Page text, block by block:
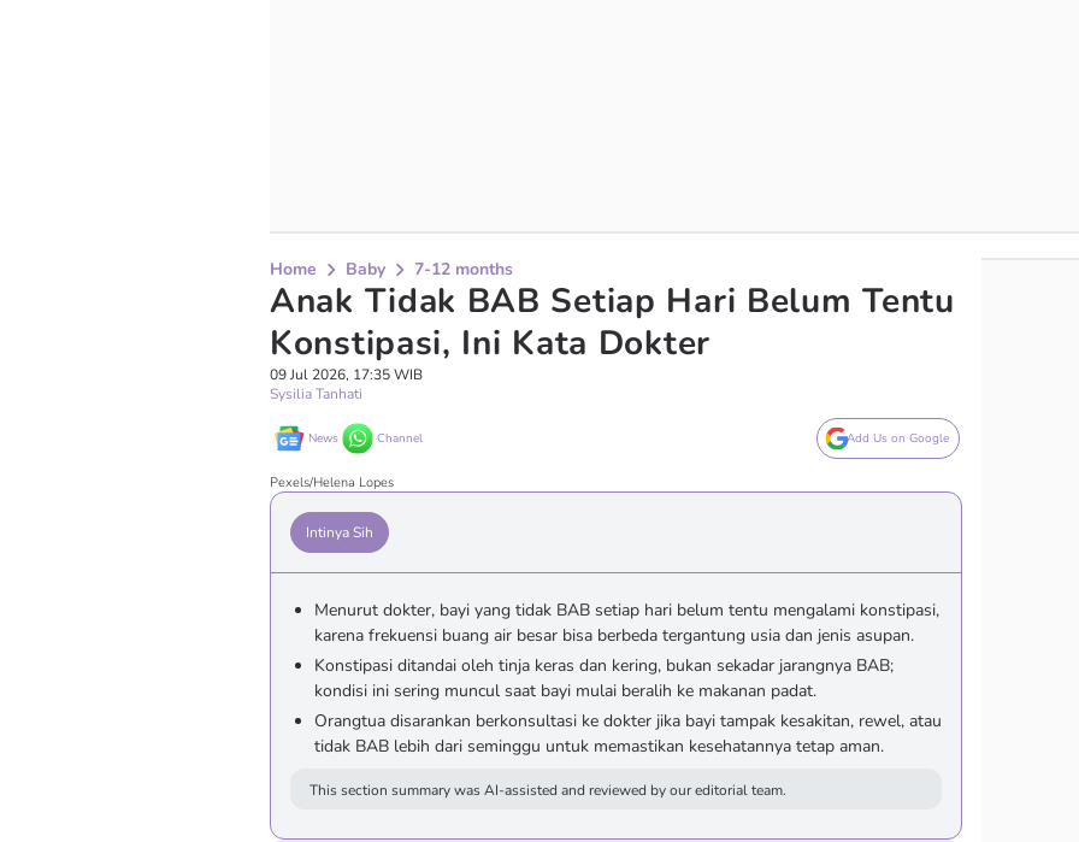
Home Baby 7-12 months
Anak Tidak BAB Setiap Hari Belum Tentu
Konstipasi, Ini Kata Dokter
09 Jul 2026, 17:35 WIB
Sysilia Tanhati
News Channel Add Us on Google
Pexels/Helena Lopes
Intinya Sih
Menurut dokter, bayi yang tidak BAB setiap hari belum tentu mengalami konstipasi,
karena frekuensi buang air besar bisa berbeda tergantung usia dan jenis asupan.
Konstipasi ditandai oleh tinja keras dan kering, bukan sekadar jarangnya BAB;
kondisi ini sering muncul saat bayi mulai beralih ke makanan padat.
Orangtua disarankan berkonsultasi ke dokter jika bayi tampak kesakitan, rewel, atau
tidak BAB lebih dari seminggu untuk memastikan kesehatannya tetap aman.
This section summary was AI-assisted and reviewed by our editorial team.